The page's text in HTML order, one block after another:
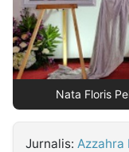
Follow
Kabarbaru
Nata Floris
Jurnalis: Azzahra